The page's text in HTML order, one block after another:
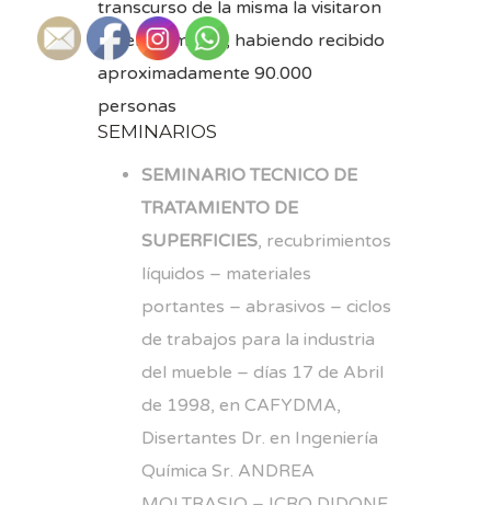
transcurso de la misma la visitaron
reiteradamente, habiendo recibido
aproximadamente 90.000
personas
SEMINARIOS
SEMINARIO TECNICO DE
TRATAMIENTO DE
SUPERFICIES, recubrimientos
líquidos – materiales
portantes – abrasivos – ciclos
de trabajos para la industria
del mueble – días 17 de Abril
de 1998, en CAFYDMA,
Disertantes Dr. en Ingeniería
Química Sr. ANDREA